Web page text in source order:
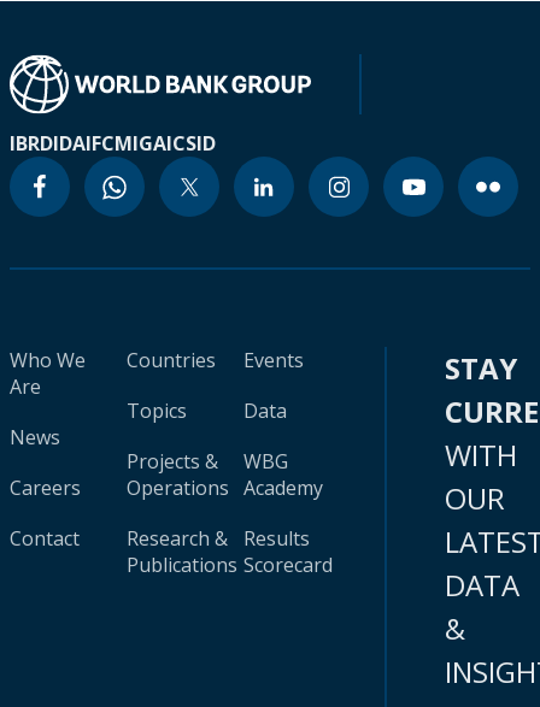
IBRDIDAIFCMIGAICSID
Who We
Are
News
Careers
Contact
Countries
Topics
Projects &
Operations
Research &
Publications
Events
Data
WBG
Academy
Results
Scorecard
STAY
WITH
OUR
DATA
&